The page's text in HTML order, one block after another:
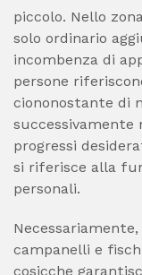
piccolo. Nello
solo ordinario
incombenza di
persone
ciononostante di
progressi
si riferisce alla
personali.
campanelli e
cosicche